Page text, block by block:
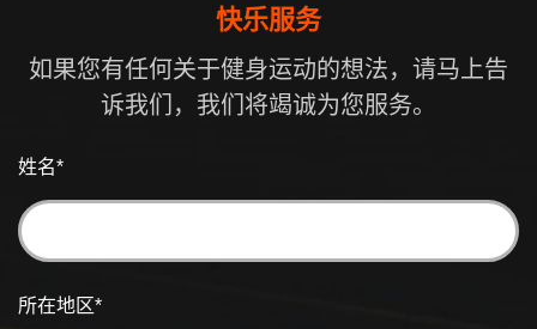
快乐服务
如果您有任何关于健身运动的想法，请马上告
诉我们，我们将竭诚为您服务。
姓名*
所在地区*